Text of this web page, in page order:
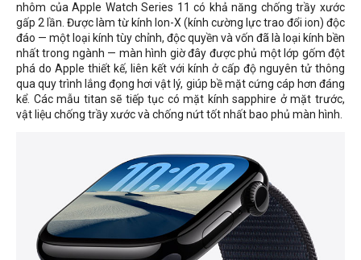
nhôm của Apple Watch Series 11 có khả năng chống trầy xước
gấp 2 lần. Được làm từ kính Ion-X (kính cường lực trao đổi ion) độc
đáo — một loại kính tùy chỉnh, độc quyền và vốn đã là loại kính bền
nhất trong ngành — màn hình giờ đây được phủ một lớp gốm đột
phá do Apple thiết kế, liên kết với kính ở cấp độ nguyên tử thông
qua quy trình lắng đọng hơi vật lý, giúp bề mặt cứng cáp hơn đáng
kể. Các mẫu titan sẽ tiếp tục có mặt kính sapphire ở mặt trước,
vật liệu chống trầy xước và chống nứt tốt nhất bao phủ màn hình.